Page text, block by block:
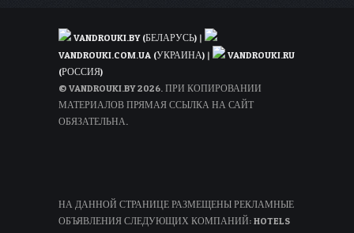
VANDROUKI.BY (БЕЛАРУСЬ) |
VANDROUKI.COM.UA (УКРАИНА) |
VANDROUKI.RU
(РОССИЯ)
© VANDROUKI.BY 2026. ПРИ КОПИРОВАНИИ
МАТЕРИАЛОВ ПРЯМАЯ ССЫЛКА НА САЙТ
ОБЯЗАТЕЛЬНА.
НА ДАННОЙ СТРАНИЦЕ РАЗМЕЩЕНЫ РЕКЛАМНЫЕ
ОБЪЯВЛЕНИЯ СЛЕДУЮЩИХ КОМПАНИЙ: HOTELS